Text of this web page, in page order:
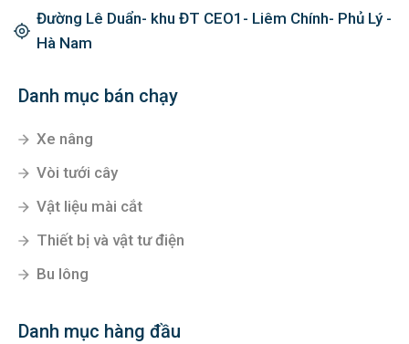
Đường Lê Duẩn- khu ĐT CEO1- Liêm Chính- Phủ Lý -
Hà Nam
Danh mục bán chạy
Xe nâng
Vòi tưới cây
Vật liệu mài cắt
Thiết bị và vật tư điện
Bu lông
Danh mục hàng đầu